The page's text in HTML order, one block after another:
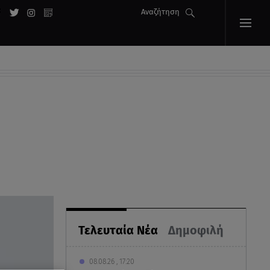
Αναζήτηση
Τελευταία Νέα Δημοφιλή
08.08.26 , 17:20